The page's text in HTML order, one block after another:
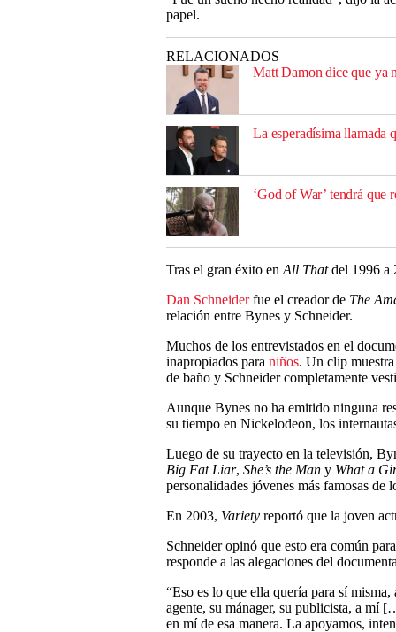
papel.
RELACIONADOS
Matt Damon dice que ya
La esperadísima llamada
‘God of War’ tendrá que
Tras el gran éxito en All Thatdel 1996 a
Dan Schneiderfue el creador de The
relación entre Bynes y Schneider.
Muchos de los entrevistados en el
inapropiados para niños. Un clip
de baño y Schneider completamente
Aunque Bynes no ha emitido ninguna
su tiempo en Nickelodeon, los
Luego de su trayecto en la televisión,
Big Fat Liar, She’s the Man y What a
personalidades jóvenes más famosas de
En 2003, Variety reportó que la joven
Schneider opinó que esto era común
responde a las alegaciones del
“Eso es lo que ella quería para sí
agente, su mánager, su publicista, a mí
en mí de esa manera. La apoyamos,